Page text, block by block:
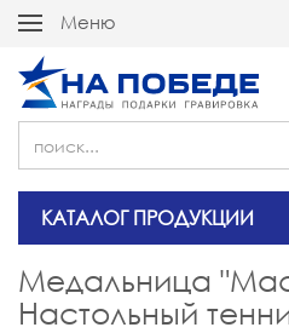
Меню
КАТАЛОГ ПРОДУКЦИИ
Медальница
Настольный